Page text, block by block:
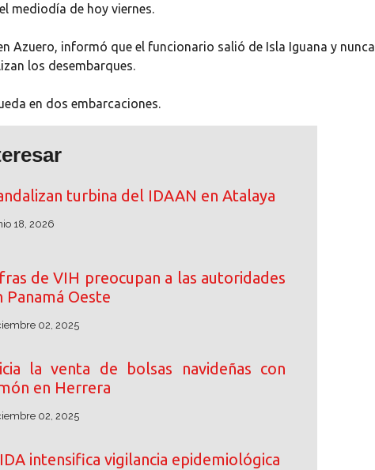
mediodía de hoy viernes.
Azuero, informó que el funcionario salió de Isla Iguana y nunca
los desembarques.
en dos embarcaciones.
turbina del IDAAN en Atalaya
18, 2026
de VIH preocupan a las autoridades
Panamá Oeste
02, 2025
la venta de bolsas navideñas con
en Herrera
02, 2025
intensifica vigilancia epidemiológica